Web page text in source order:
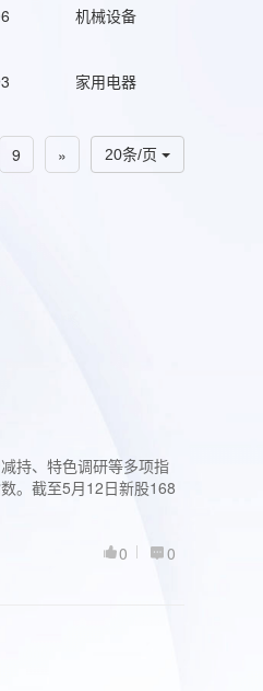
机械设备
家用电器
20条/页
9 »
持、特色调研等多项指
。截至5月12日新股168
0
0